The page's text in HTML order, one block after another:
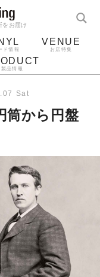
をお届け
ド情報
VENUE
お店特集
製品情報
アルバム
Sat
筒から円盤